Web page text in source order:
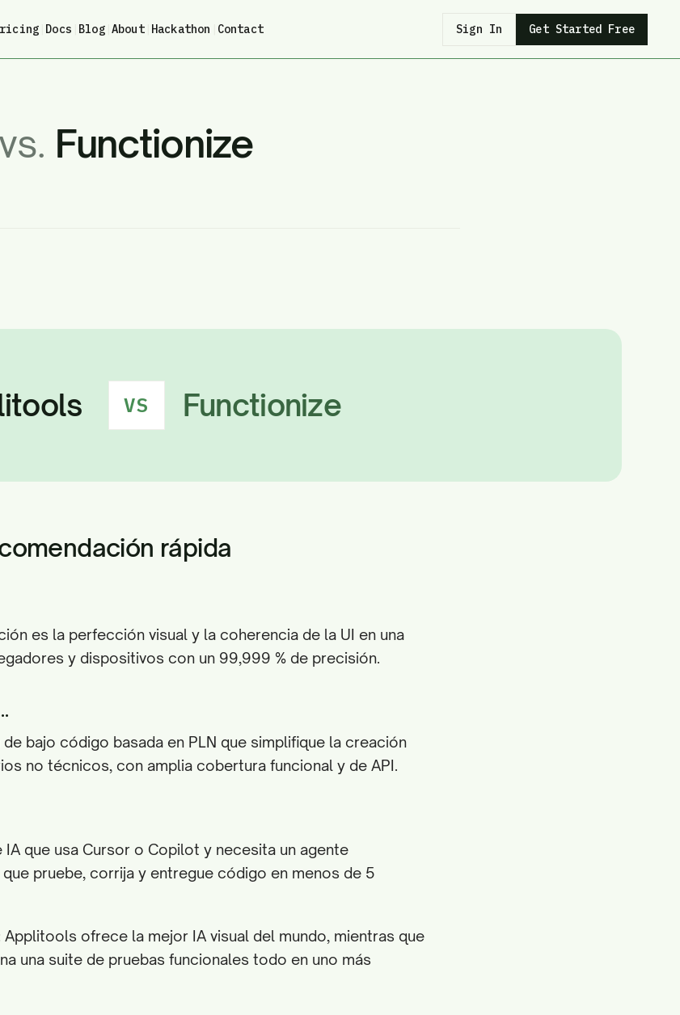
Docs Blog| About| Hackathon Contact Sign In Get Started Free
vs. Functionize
VS Functionize
rápida
es la perfección visual y la coherencia de la UI en una
y dispositivos con un 99,999 % de precisión.
bajo código basada en PLN que simplifique la creación
no técnicos, con amplia cobertura funcional y de API.
IA que usa Cursor o Copilot y necesita un agente
pruebe, corrija y entregue código en menos de 5
Applitools ofrece la mejor IA visual del mundo, mientras que
una suite de pruebas funcionales todo en uno más